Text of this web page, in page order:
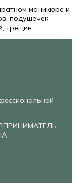
маникюре и
подушечек
трещин.